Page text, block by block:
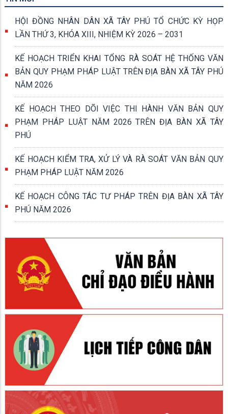
HỘI ĐỒNG NHÂN DÂN XÃ TÂY PHÚ TỔ CHỨC KỲ HỌP
LẦN THỨ 3, KHÓA XIII, NHIỆM KỲ 2026 – 2031
KẾ HOẠCH TRIỂN KHAI TỔNG RÀ SOÁT HỆ THỐNG VĂN
BẢN QUY PHẠM PHÁP LUẬT TRÊN ĐỊA BÀN XÃ TÂY PHÚ
NĂM 2026
KẾ HOẠCH THEO DÕI VIỆC THI HÀNH VĂN BẢN QUY
PHẠM PHÁP LUẬT NĂM 2026 TRÊN ĐỊA BÀN XÃ TÂY
PHÚ
KẾ HOẠCH KIỂM TRA, XỬ LÝ VÀ RÀ SOÁT VĂN BẢN QUY
PHẠM PHÁP LUẬT NĂM 2026
KẾ HOẠCH CÔNG TÁC TƯ PHÁP TRÊN ĐỊA BÀN XÃ TÂY
PHÚ NĂM 2026